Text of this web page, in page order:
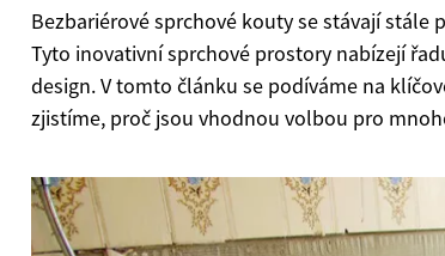
Bezbariérové sprchové kouty se stávají
Tyto inovativní sprchové prostory nabízejí
design. V tomto článku se podíváme na
zjistíme, proč jsou vhodnou volbou pro